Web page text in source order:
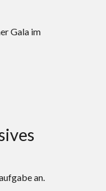
Gala im
an.